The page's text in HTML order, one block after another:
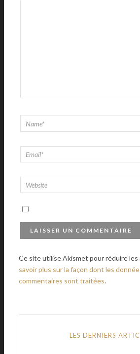
Ce site utilise Akismet pour réduire les
savoir plus sur la façon dont les
commentaires sont traitées.
LES DERNIERS